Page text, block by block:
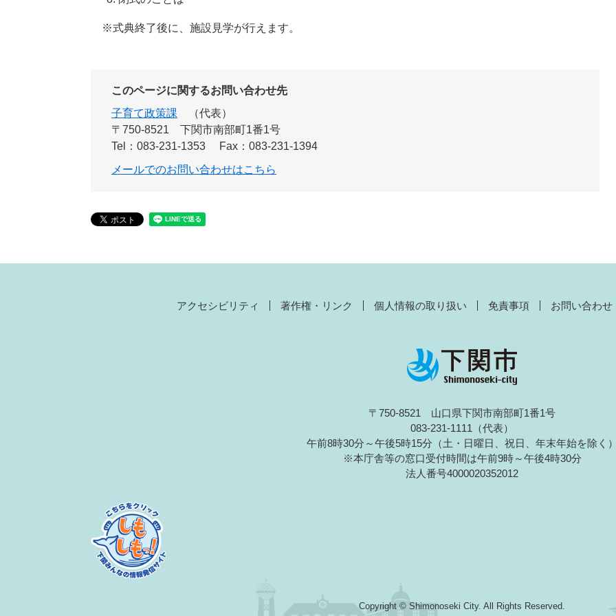
※式典終了後に、施設見学が行えます。
このページに関するお問い合わせ先
子育て政策課
代表
〒750-8521
下関市南部町1番1号
Tel：083-231-1353
Fax：083-231-1394
メールでのお問い合わせはこちら
アクセシビリティ 著作権・リンク 個人情報の取り扱い 免責事項 お問い合わせ
〒750-8521 山口県下関市南部町1番1号
083-231-1111（代表）
午前8時30分～午後5時15分（土・日曜日、祝日、年末年始を除く
※本庁舎等の窓口受付時間は午前9時～午後4時30分
法人番号4000020352012
Copyright © Shimonoseki City. All Rights Reserved.